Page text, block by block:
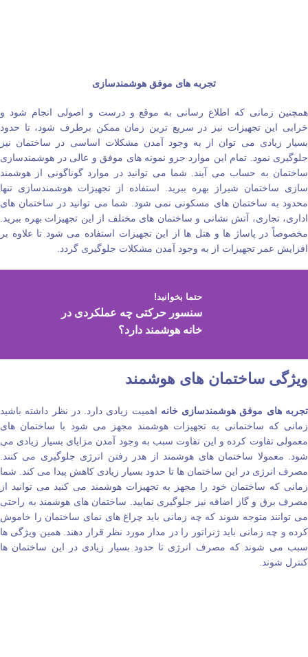
تجربه‌ های موفق هوشمندسازی
همچنین زمانی که اطلاع رسانی به موقع و درست و اصولی انجام شود و
خرابی این تجهیزات نیز در سریع‌ ترین زمان ممکن برطرف شود، تا حدود
بسیار زیادی می‌ توان از به وجود آمدن مشکلات اساسی در ساختمان نیز
جلوگیری نمود. تمام این موارد جزو نمونه‌ های موفق و عالی در هوشمندسازی
ساختمان به حساب می‌ آیند. شما می‌ توانید در موارد گوناگونی از هوشمند
سازی ساختمان شیراز بهره ببرید‌. استفاده از تجهیزات هوشمندسازی تنها
محدود به ساختمان‌ های مسکونی نمی‌ شود. شما می‌ توانید در ساختمان‌ های
اداری، تجاری، آتش نشانی و ساختمان‌ های مختلف از این تجهیزات بهره ببرید.
مخصوصاً در پاساژ ها و هتل‌ ها از این تجهیزات استفاده می‌ شود تا علاوه بر
افزایش عمر تجهیزات از به وجود آمدن مشکلات جلوگیری گردد.
حتما بخوانید!
سنسور حرکتی چه عملکردی در
خانه هوشمند دارد؟
ویژگی ساختمان‌ های هوشمند
تجربه‌ های موفق هوشمندسازی خانه اهمیت زیادی دارد. در نظر داشته باشید
زمانی که ساختمانی به تجهیزات هوشمند مجهز می‌ شود با ساختمان‌ های
معمولی تفاوت کرده و این تفاوت سبب به وجود آمدن مزایای بسیار زیادی می‌
شود. معمولا ساختمان‌ های هوشمند از هدر رفتن انرژی جلوگیری می‌ کنند.
مصرف انرژی در این ساختمان‌ ها تا حدود بسیار زیادی کاهش پیدا می‌ کند. شما
زمانی که ساختمان خود را مجهز به تجهیزات هوشمند می‌ کنید می‌ توانید از
مصرف برق و گاز اضافه نیز جلوگیری نمایید‌. ساختمان‌ های هوشمند به راحتی
می‌ توانند متوجه شوند که چه زمانی باید چراغ‌ های نمای ساختمان را خاموش
کرده و چه زمانی باید ژنراتور را در مدار مورد نظر قرار دهند. همین ویژگی‌ ها
سبب می‌ شوند که مصرف انرژی تا حدود بسیار زیادی در این ساختمان‌ ها
کنترل شوند.